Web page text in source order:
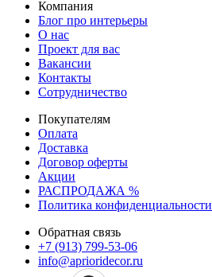
Компания
Блог про интерьеры
О нас
Проект для вас
Вакансии
Контакты
Сотрудничество
Покупателям
Оплата
Доставка
Договор оферты
Акции
РАСПРОДАЖА %
Политика конфиденциальности
Обратная связь
+7 (913) 799-53-06
info@aprioridecor.ru